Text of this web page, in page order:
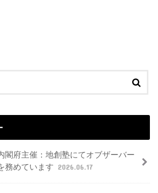
閣府主催：地創塾にてオブザーバー
務めています 2026.06.17